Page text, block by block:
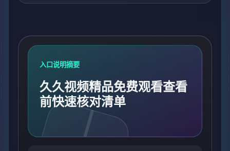
入口说明摘要
久久视频精品免费观看查看
前快速核对清单